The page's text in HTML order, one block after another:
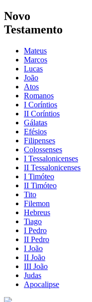
Novo
Testamento
Mateus
Marcos
Lucas
João
Atos
Romanos
I Coríntios
II Coríntios
Gálatas
Efésios
Filipenses
Colossenses
I Tessalonicenses
II Tessalonicenses
I Timóteo
II Timóteo
Tito
Filemon
Hebreus
Tiago
I Pedro
II Pedro
I João
II João
III João
Judas
Apocalipse